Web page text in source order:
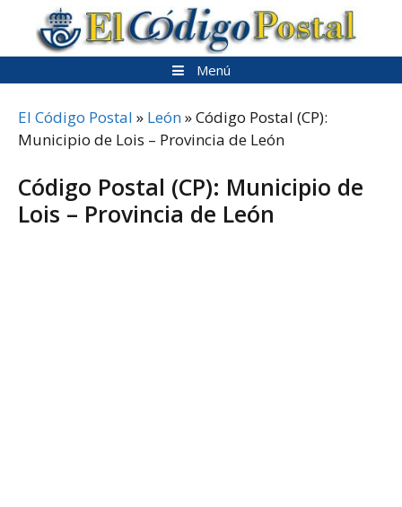
contenido
Menú
El Código Postal » León»Código Postal (CP):
Municipio de Lois – Provincia de León
Código Postal (CP): Municipio de
Lois – Provincia de León